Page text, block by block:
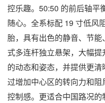
控乐趣。50:50 的前后轴平
随心。全系标配 19 寸低风
胎，具有出色的静音、节
式多连杆独立悬架，大幅
的动态和姿态，并提供更
过增加中心区的转向力和
控制感。更适合中国路况